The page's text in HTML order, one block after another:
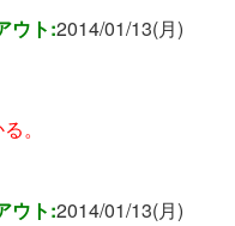
ウト:2014/01/13(月)
。
ウト:2014/01/13(月)